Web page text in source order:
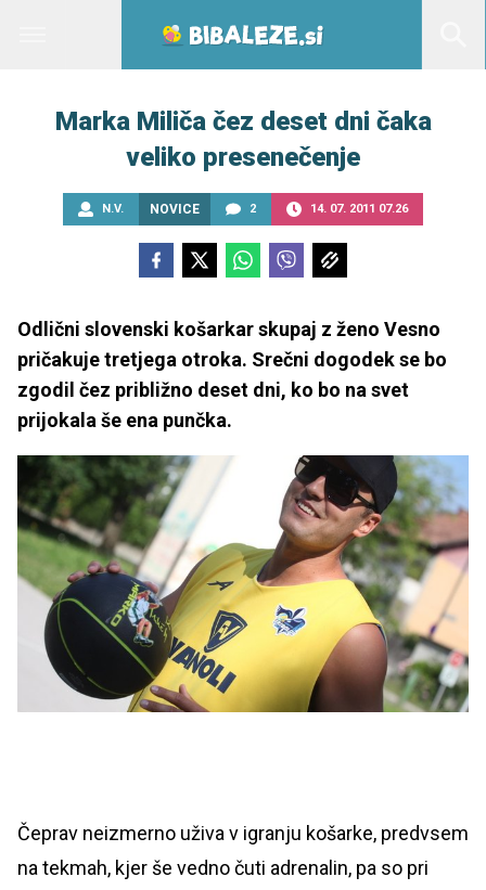
Marka Miliča čez deset dni čaka
veliko presenečenje
N.V. NOVICE 2 14. 07. 2011 07.26
Odlični slovenski košarkar skupaj z ženo Vesno
pričakuje tretjega otroka. Srečni dogodek se bo
zgodil čez približno deset dni, ko bo na svet
prijokala še ena punčka.
Čeprav neizmerno uživa v igranju košarke, predvsem
na tekmah, kjer še vedno čuti adrenalin, pa so pri